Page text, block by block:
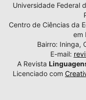
Universidade Federal
Centro de Ciências da
em
Bairro: Ininga,
E-mail:
A Revista
Licenciado com